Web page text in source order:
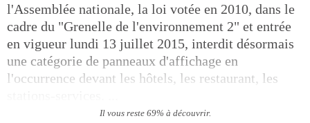
l'Assemblée nationale, la loi votée en 2010, dans le
cadre du "Grenelle de l'environnement 2" et entrée
en vigueur lundi 13 juillet 2015, interdit désormais
une catégorie de panneaux d'affichage en
l'occurrence devant les hôtels, les restaurant, les
Il vous reste 69% à découvrir.